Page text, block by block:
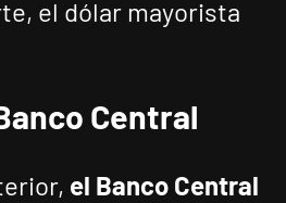
el dólar mayorista
Central
el Banco Central